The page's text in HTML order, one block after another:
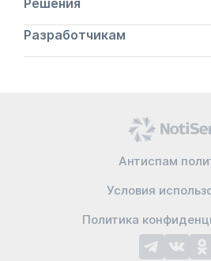
Разработчикам
Антиспам
Условия
Политика